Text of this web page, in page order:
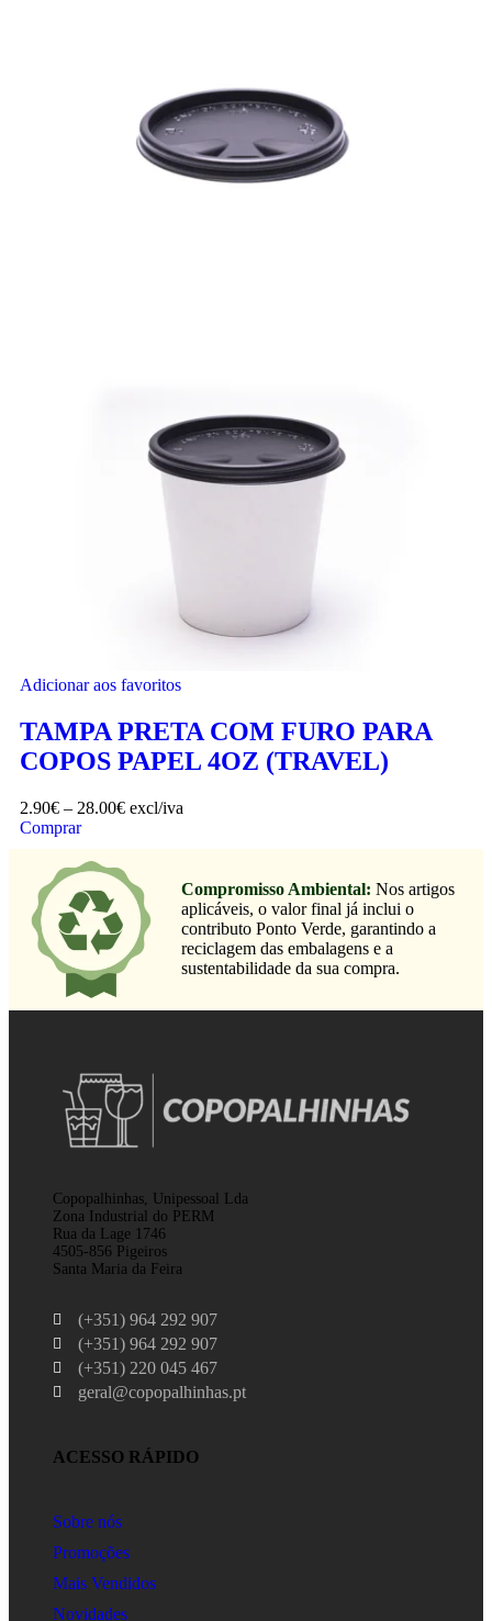
Adicionar aos favoritos
TAMPA PRETA COM FURO PARA
COPOS PAPEL 4OZ (TRAVEL)
2.90€ – 28.00€ excl/iva
Comprar
Compromisso Ambiental: Nos artigos
aplicáveis, o valor final já inclui o
contributo Ponto Verde, garantindo a
reciclagem das embalagens e a
sustentabilidade da sua compra.
Copopalhinhas, Unipessoal Lda
Zona Industrial do PERM
Rua da Lage 1746
4505-856 Pigeiros
Santa Maria da Feira
(+351) 964 292 907
(+351) 964 292 907
(+351) 220 045 467
geral@copopalhinhas.pt
ACESSO RÁPIDO
Sobre nós
Promoções
Mais Vendidos
Novidades